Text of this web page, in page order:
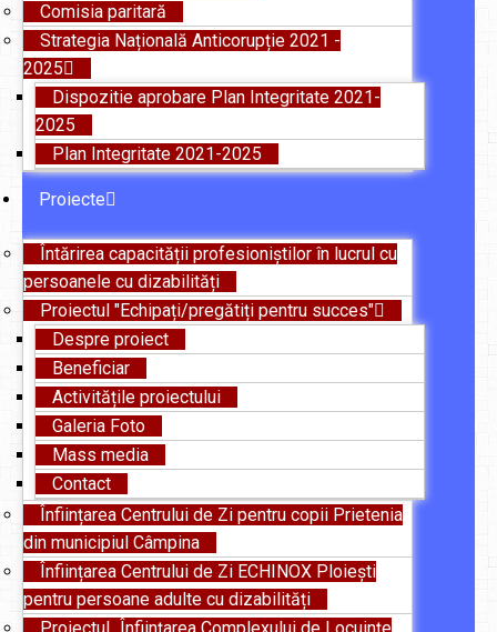
Comisia paritară
Strategia Națională Anticorupție 2021 -
2025
Dispozitie aprobare Plan Integritate 2021-
2025
Plan Integritate 2021-2025
Proiecte
Întărirea capacității profesioniștilor în lucrul cu
persoanele cu dizabilități
Proiectul "Echipați/pregătiți pentru succes"
Despre proiect
Beneficiar
Activitățile proiectului
Galeria Foto
Mass media
Contact
Înființarea Centrului de Zi pentru copii Prietenia
din municipiul Câmpina
Înființarea Centrului de Zi ECHINOX Ploiești
pentru persoane adulte cu dizabilități